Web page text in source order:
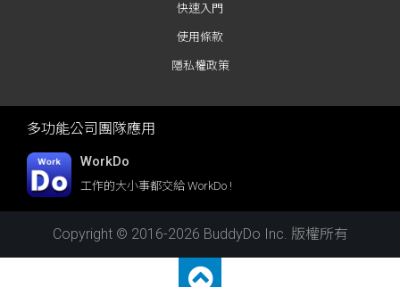
快速入門
使用條款
隱私權政策
多功能公司團隊應用
WorkDo
工作的大小事都交給 WorkDo !
Copyright © 2016-2026 BuddyDo Inc. 版權所有